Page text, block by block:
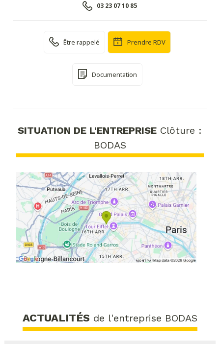
03 23 07 10 85
Être rappelé Prendre RDV
Documentation
SITUATION DE L'ENTREPRISE Clôture :
BODAS
ACTUALITÉS de l'entreprise BODAS